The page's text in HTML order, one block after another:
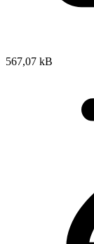
567,07 kB